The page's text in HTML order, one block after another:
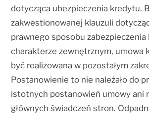
dotycząca ubezpieczenia kredytu.
zakwestionowanej klauzuli
prawnego sposobu
charakterze zewnętrznym, umowa
być realizowana w pozostałym
Postanowienie to nie należało do
istotnych postanowień umowy ani
głównych świadczeń stron.